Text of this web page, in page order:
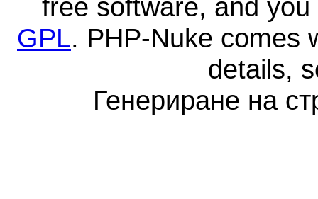
free software, and
GPL. PHP-Nuke comes
details,
Генериране на